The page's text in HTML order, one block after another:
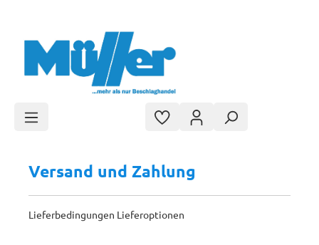
Versand und Zahlung
Lieferbedingungen Lieferoptionen